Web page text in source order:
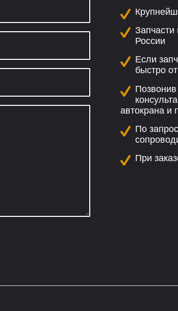
Запчасти
России
Если
быстро
автокрана
По
При